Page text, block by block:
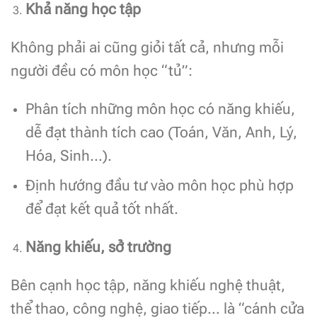
Khả năng học tập
Không phải ai cũng giỏi tất cả, nhưng mỗi
người đều có môn học “tủ”:
Phân tích những môn học có năng khiếu,
dễ đạt thành tích cao (Toán, Văn, Anh, Lý,
Hóa, Sinh…).
Định hướng đầu tư vào môn học phù hợp
để đạt kết quả tốt nhất.
Năng khiếu, sở trường
Bên cạnh học tập, năng khiếu nghệ thuật,
thể thao, công nghệ, giao tiếp… là “cánh cửa